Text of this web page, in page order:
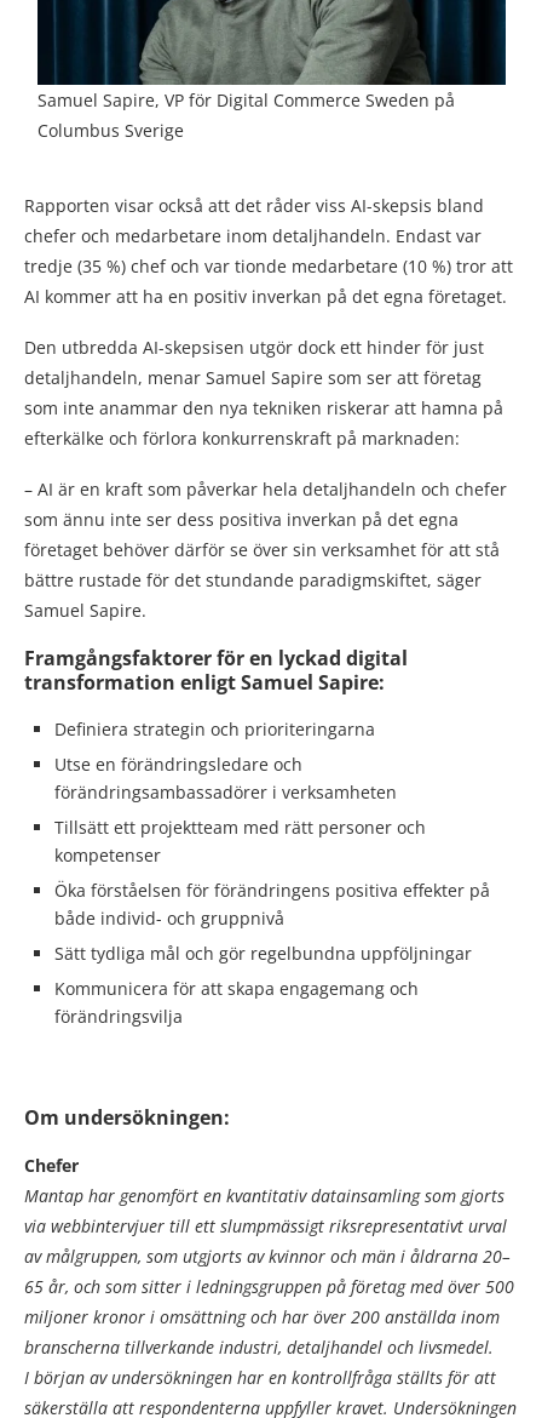
Samuel Sapire, VP för Digital Commerce Sweden på
Columbus Sverige
Rapporten visar också att det råder viss AI-skepsis bland
chefer och medarbetare inom detaljhandeln. Endast var
tredje (35 %) chef och var tionde medarbetare (10 %) tror att
AI kommer att ha en positiv inverkan på det egna företaget.
Den utbredda AI-skepsisen utgör dock ett hinder för just
detaljhandeln, menar Samuel Sapire som ser att företag
som inte anammar den nya tekniken riskerar att hamna på
efterkälke och förlora konkurrenskraft på marknaden:
– AI är en kraft som påverkar hela detaljhandeln och chefer
som ännu inte ser dess positiva inverkan på det egna
företaget behöver därför se över sin verksamhet för att stå
bättre rustade för det stundande paradigmskiftet, säger
Samuel Sapire.
Framgångsfaktorer för en lyckad digital
transformation enligt Samuel Sapire:
Definiera strategin och prioriteringarna
Utse en förändringsledare och
förändringsambassadörer i verksamheten
Tillsätt ett projektteam med rätt personer och
kompetenser
Öka förståelsen för förändringens positiva effekter på
både individ- och gruppnivå
Sätt tydliga mål och gör regelbundna uppföljningar
Kommunicera för att skapa engagemang och
förändringsvilja
Om undersökningen:
Chefer
Mantap har genomfört en kvantitativ datainsamling som gjorts
via webbintervjuer till ett slumpmässigt riksrepresentativt urval
av målgruppen, som utgjorts av kvinnor och män i åldrarna 20–
65 år, och som sitter i ledningsgruppen på företag med över 500
miljoner kronor i omsättning och har över 200 anställda inom
branscherna tillverkande industri, detaljhandel och livsmedel.
I början av undersökningen har en kontrollfråga ställts för att
säkerställa att respondenterna uppfyller kravet. Undersökningen